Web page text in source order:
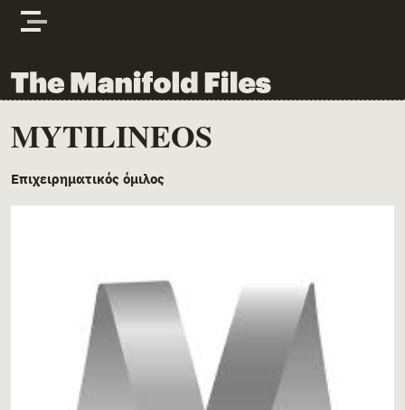
Skip to content
The Manifold Files
Main Page Content
MYTILINEOS
Επιχειρηματικός όμιλος